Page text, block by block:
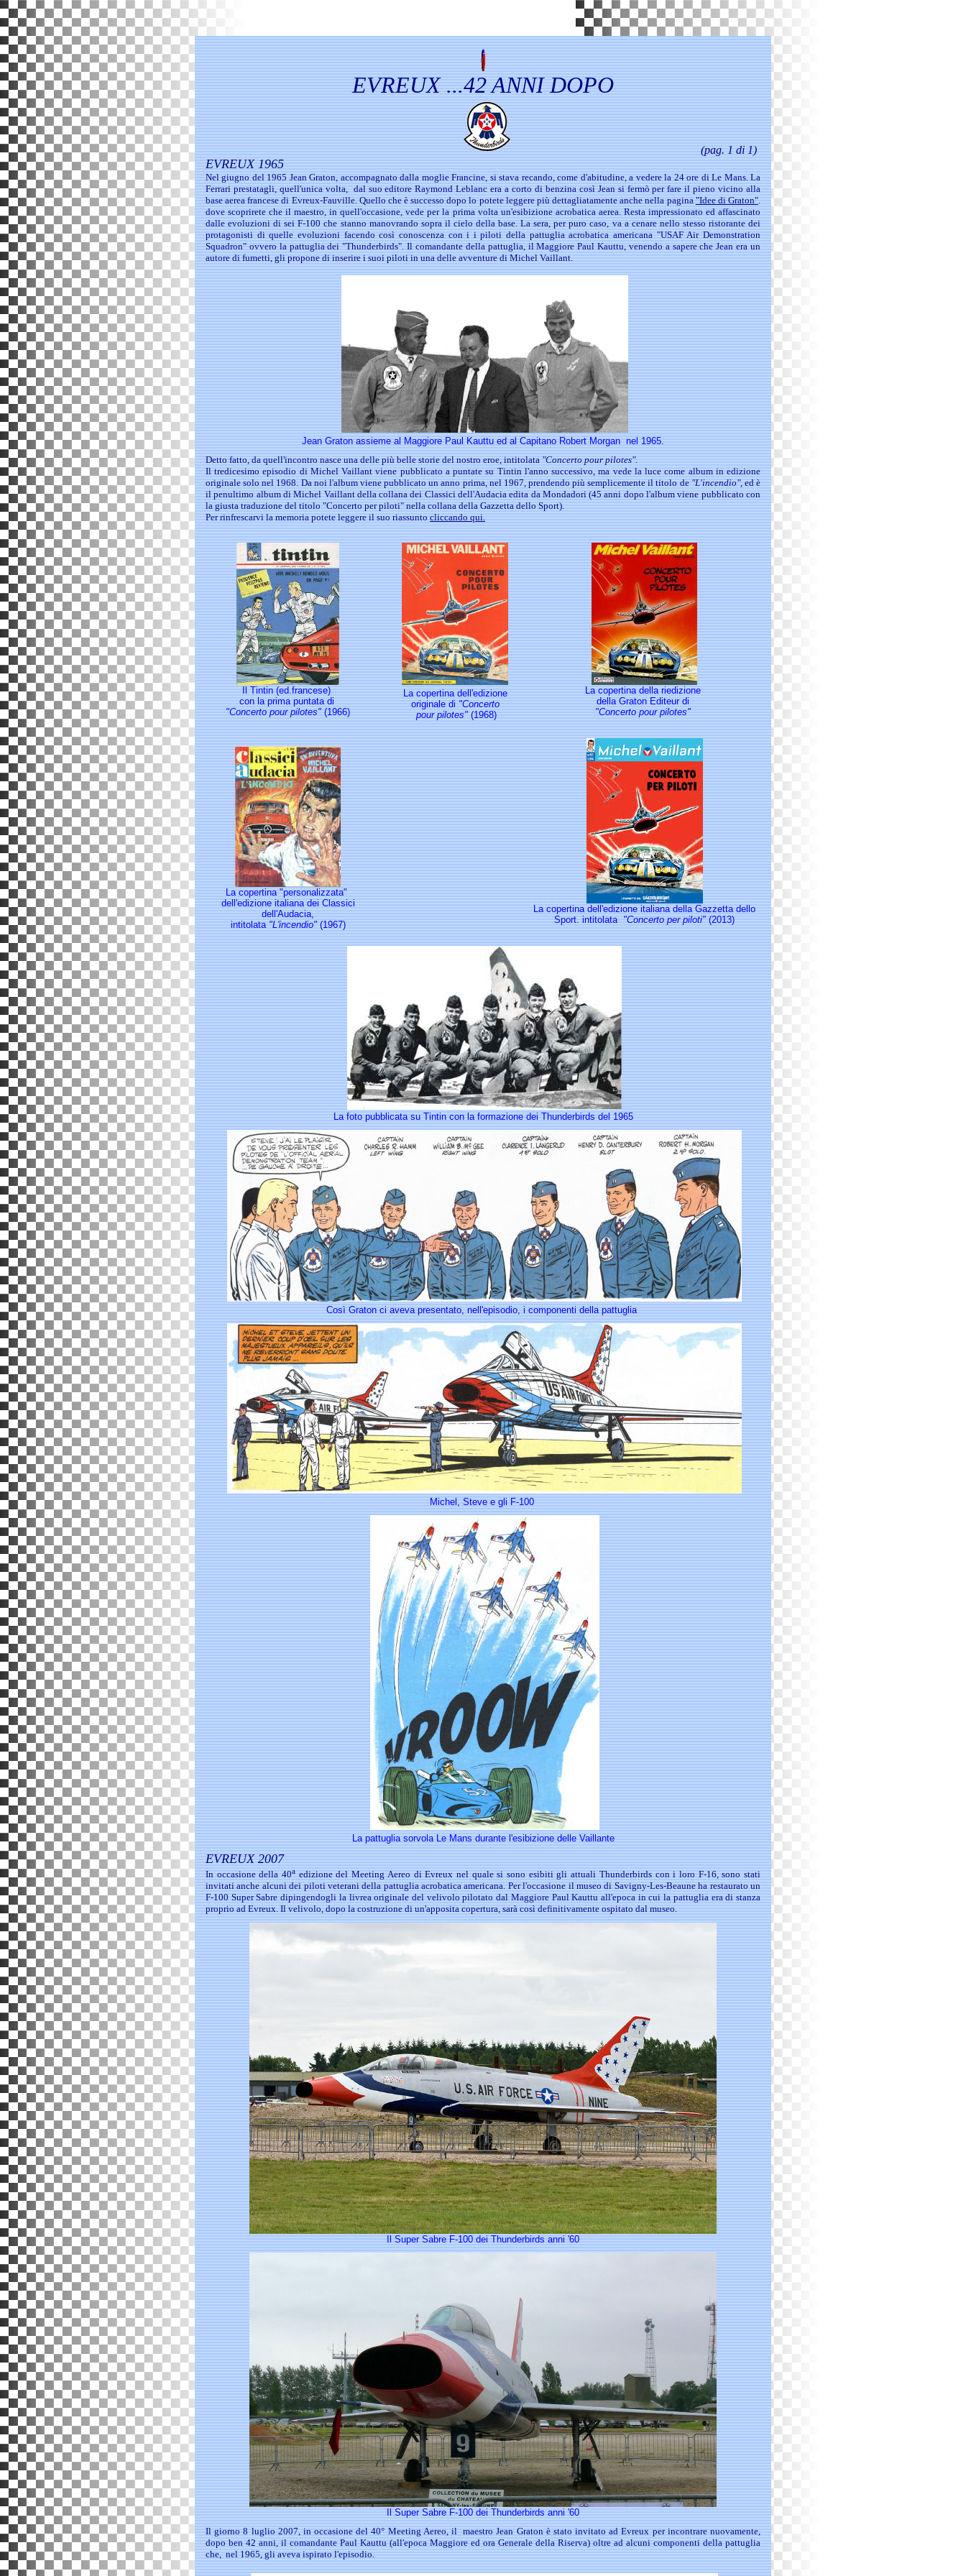
EVREUX ...42 ANNI DOPO
(pag. 1 di 1)
EVREUX 1965
Nel giugno del 1965 Jean Graton, accompagnato dalla moglie Francine, si stava recando, come d'abitudine, a vedere la 24 ore di Le Mans. La
Ferrari prestatagli, quell'unica volta, dal suo editore Raymond Leblanc era a corto di benzina così Jean si fermò per fare il pieno vicino alla
base aerea francese di Evreux-Fauville. Quello che è successo dopo lo potete leggere più dettagliatamente anche nella pagina "Idee di Graton".
dove scoprirete che il maestro, in quell'occasione, vede per la prima volta un'esibizione acrobatica aerea. Resta impressionato ed affascinato
dalle evoluzioni di sei F-100 che stanno manovrando sopra il cielo della base. La sera, per puro caso, va a cenare nello stesso ristorante dei
protagonisti di quelle evoluzioni facendo così conoscenza con i i piloti della pattuglia acrobatica americana "USAF Air Demonstration
Squadron" ovvero la pattuglia dei "Thunderbirds". Il comandante della pattuglia, il Maggiore Paul Kauttu, venendo a sapere che Jean era un
autore di fumetti, gli propone di inserire i suoi piloti in una delle avventure di Michel Vaillant.
Jean Graton assieme al Maggiore Paul Kauttu ed al Capitano Robert Morgan nel 1965.
Detto fatto, da quell'incontro nasce una delle più belle storie del nostro eroe, intitolata "Concerto pour pilotes".
Il tredicesimo episodio di Michel Vaillant viene pubblicato a puntate su Tintin l'anno successivo, ma vede la luce come album in edizione
originale solo nel 1968. Da noi l'album viene pubblicato un anno prima, nel 1967, prendendo più semplicemente il titolo de "L'incendio", ed è
il penultimo album di Michel Vaillant della collana dei Classici dell'Audacia edita da Mondadori (45 anni dopo l'album viene pubblicato con
la giusta traduzione del titolo "Concerto per piloti" nella collana della Gazzetta dello Sport).
Per rinfrescarvi la memoria potete leggere il suo riassunto cliccando qui.
Il Tintin (ed.francese)
con la prima puntata di
"Concerto pour pilotes" (1966)
La copertina dell'edizione
originale di "Concerto
pour pilotes" (1968)
La copertina della riedizione
della Graton Editeur di
"Concerto pour pilotes"
La copertina "personalizzata"
dell'edizione italiana dei Classici
dell'Audacia,
intitolata "L'incendio"(1967)
La copertina dell'edizione italiana della Gazzetta dello
Sport. intitolata "Concerto per piloti"(2013)
La foto pubblicata su Tintin con la formazione dei Thunderbirds del 1965
Così Graton ci aveva presentato, nell'episodio, i componenti della pattuglia
Michel, Steve e gli F-100
La pattuglia sorvola Le Mans durante l'esibizione delle Vaillante
EVREUX 2007
In occasione della 40a edizione del Meeting Aereo di Evreux nel quale si sono esibiti gli attuali Thunderbirds con i loro F-16, sono stati
invitati anche alcuni dei piloti veterani della pattuglia acrobatica americana. Per l'occasione il museo di Savigny-Les-Beaune ha restaurato un
F-100 Super Sabre dipingendogli la livrea originale del velivolo pilotato dal Maggiore Paul Kauttu all'epoca in cui la pattuglia era di stanza
proprio ad Evreux. Il velivolo, dopo la costruzione di un'apposita copertura, sarà così definitivamente ospitato dal museo.
Il Super Sabre F-100 dei Thunderbirds anni '60
Il Super Sabre F-100 dei Thunderbirds anni '60
Il giorno 8 luglio 2007, in occasione del 40° Meeting Aereo, ilmaestro Jean Graton è stato invitato ad Evreux per incontrare nuovamente,
dopo ben 42 anni, il comandante Paul Kauttu (all'epoca Maggiore ed ora Generale della Riserva) oltre ad alcuni componenti della pattuglia
che, nel 1965, gli aveva ispirato l'episodio.